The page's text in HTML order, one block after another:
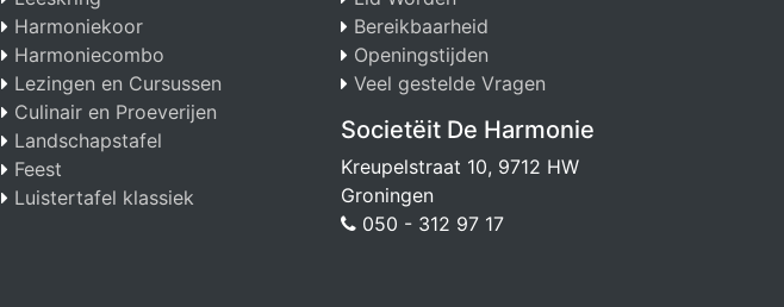
Harmoniekoor
Harmoniecombo
Lezingen en Cursussen
Culinair en Proeverijen
Landschapstafel
Feest
Luistertafel klassiek
Bereikbaarheid
Openingstijden
Veel gestelde Vragen
Societëit De Harmonie
Kreupelstraat 10, 9712 HW
Groningen
050 - 312 97 17